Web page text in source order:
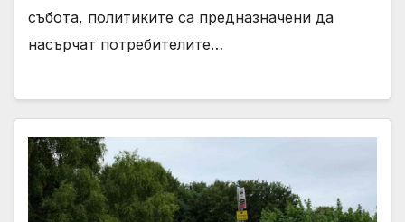
събота, политиките са предназначени да
насърчат потребителите…